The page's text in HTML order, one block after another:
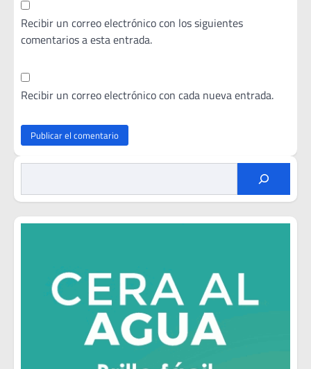
Recibir un correo electrónico con los siguientes
comentarios a esta entrada.
Recibir un correo electrónico con cada nueva entrada.